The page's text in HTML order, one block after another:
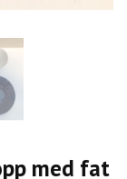
med fat